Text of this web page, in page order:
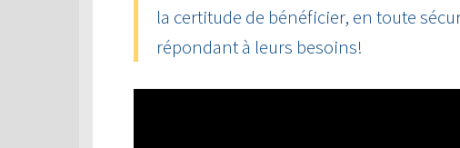
la certitude de bénéficier, en toute
répondant à leurs besoins!